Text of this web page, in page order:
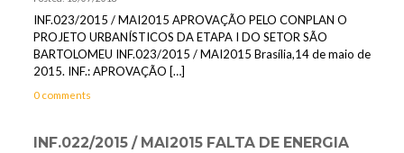
INF.023/2015 / MAI2015 APROVAÇÃO PELO CONPLAN O
PROJETO URBANÍSTICOS DA ETAPA I DO SETOR SÃO
BARTOLOMEU INF.023/2015 / MAI2015 Brasília,14 de maio de
2015. INF.: APROVAÇÃO […]
0 comments
INF.022/2015 / MAI2015 FALTA DE ENERGIA